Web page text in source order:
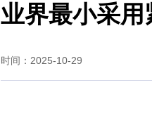
业界最小采
时间：2025-10-29